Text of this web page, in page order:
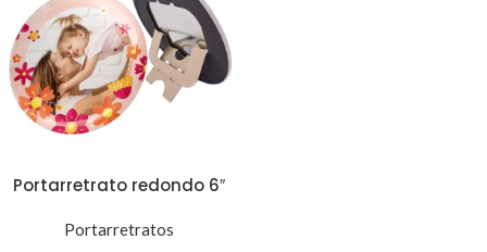
Portarretrato redondo 6″
Portarretratos